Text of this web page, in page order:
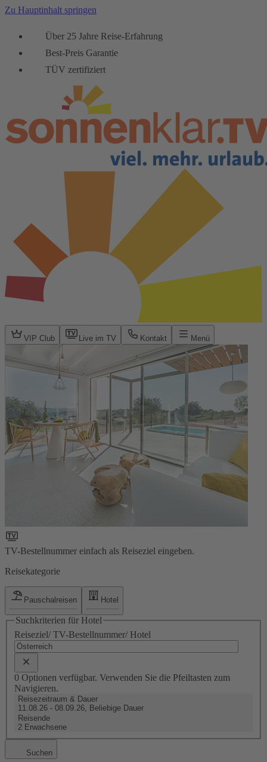
Zu Hauptinhalt springen
Über 25 Jahre Reise-Erfahrung
Best-Preis Garantie
TÜV zertifiziert
VIP Club Live im TV Kontakt Menü
TV-Bestellnummer einfach als Reiseziel eingeben.
Reisekategorie
Pauschalreisen Hotel
Suchkriterien für Hotel
Reiseziel/ TV-Bestellnummer/ Hotel
0 Optionen verfügbar. Verwenden Sie die Pfeiltasten zum
Navigieren.
Reisezeitraum & Dauer
11.08.26 - 08.09.26, Beliebige Dauer
Reisende
2 Erwachsene
Suchen